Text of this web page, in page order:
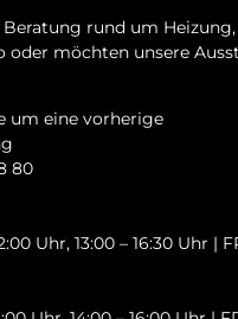
Beratung rund um Heizung,
oder möchten unsere
um eine vorherige
80
Uhr, 13:00 – 16:30 Uhr |